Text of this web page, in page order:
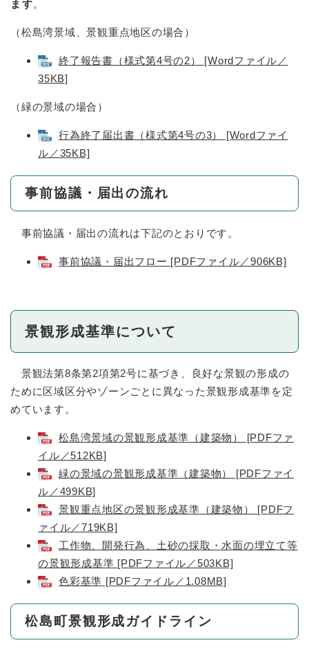
ます。
（松島湾景域、景観重点地区の場合）
終了報告書（様式第4号の2） [Wordファイル／
35KB]
（緑の景域の場合）
行為終了届出書（様式第4号の3） [Wordファイ
ル／35KB]
事前協議・届出の流れ
事前協議・届出の流れは下記のとおりです。
事前協議・届出フロー [PDFファイル／906KB]
景観形成基準について
景観法第8条第2項第2号に基づき、良好な景観の形成の
ために区域区分やゾーンごとに異なった景観形成基準を定
めています。
松島湾景域の景観形成基準（建築物） [PDFファ
イル／512KB]
緑の景域の景観形成基準（建築物） [PDFファイ
ル／499KB]
景観重点地区の景観形成基準（建築物） [PDFフ
ァイル／719KB]
工作物、開発行為、土砂の採取・水面の埋立て等
の景観形成基準 [PDFファイル／503KB]
色彩基準 [PDFファイル／1.08MB]
松島町景観形成ガイドライン